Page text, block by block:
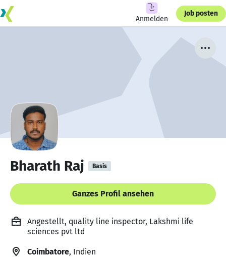
Anmelden
Job posten
Bharath Raj Basis
Ganzes Profil ansehen
Angestellt, quality line inspector, Lakshmi life
sciences pvt ltd
Coimbatore, Indien